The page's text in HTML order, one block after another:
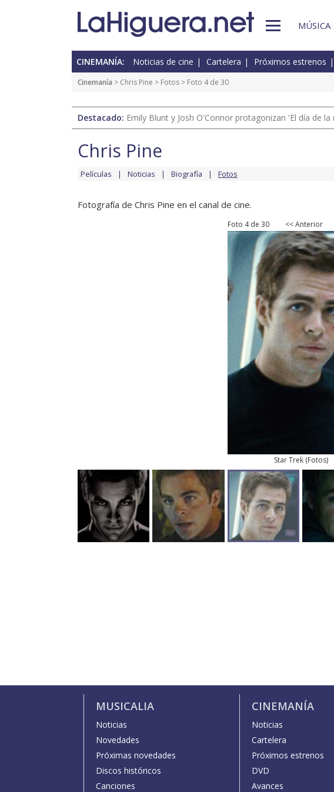
MÚSICA
CINEMANÍA: Noticias de cine Cartelera Próximos estrenos
Cinemanía > Chris Pine > Fotos > Foto 4 de 30
Destacado: Emily Blunt y Josh O'Connor protagonizan 'El día de
Chris Pine
Películas Noticias Biografía Fotos
Fotografía de Chris Pine en el canal de cine.
Foto 4 de 30 << Anterior
Star Trek (Fotos)
MUSICALIA
Noticias
Novedades
Próximas novedades
Discos históricos
Canciones
CINEMANÍA
Noticias
Cartelera
Próximos estrenos
DVD
Avances